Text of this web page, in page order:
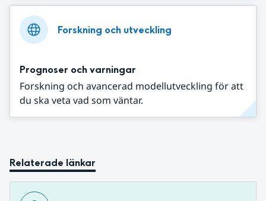
Forskning och utveckling
Prognoser och varningar
Forskning och avancerad modellutveckling för att
du ska veta vad som väntar.
Relaterade länkar